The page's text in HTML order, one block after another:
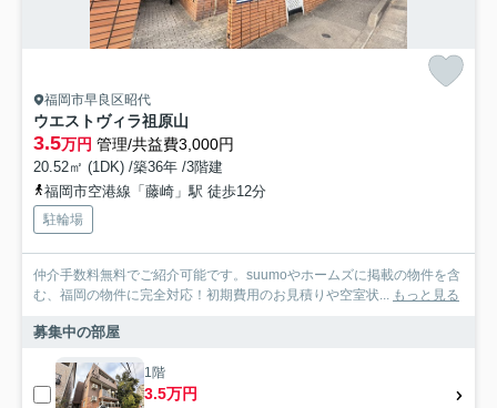
福岡市早良区昭代
ウエストヴィラ祖原山
3.5万円 管理/共益費3,000円
20.52㎡ (1DK) /築36年 /3階建
福岡市空港線「藤崎」駅 徒歩12分
駐輪場
仲介手数料無料でご紹介可能です。suumoやホームズに掲載の物件を含
む、福岡の物件に完全対応！初期費用のお見積りや空室状...
もっと見る
募集中の部屋
1階
3.5万円